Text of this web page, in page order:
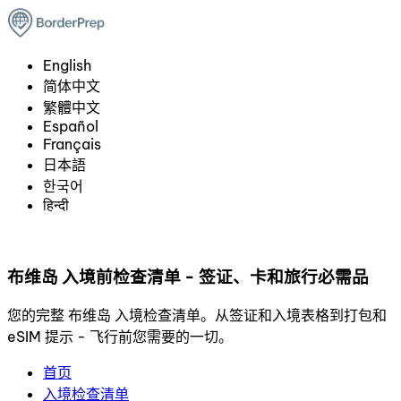
English
简体中文
繁體中文
Español
Français
日本語
한국어
हिन्दी
布维岛 入境前检查清单 - 签证、卡和旅行必需品
您的完整 布维岛 入境检查清单。从签证和入境表格到打包和
eSIM 提示 - 飞行前您需要的一切。
首页
入境检查清单